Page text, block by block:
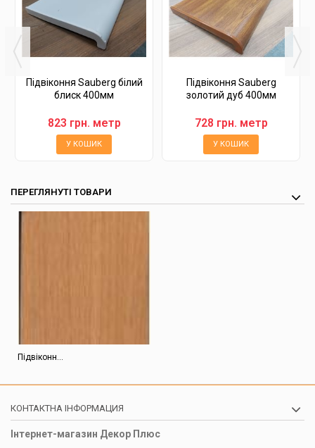
Підвіконня Sauberg білий
блиск 400мм
823 грн. метр
У КОШИК
Підвіконня Sauberg
золотий дуб 400мм
728 грн. метр
У КОШИК
ПЕРЕГЛЯНУТІ ТОВАРИ
Підвіконн...
КОНТАКТНА ІНФОРМАЦИЯ
Інтернет-магазин Декор Плюс